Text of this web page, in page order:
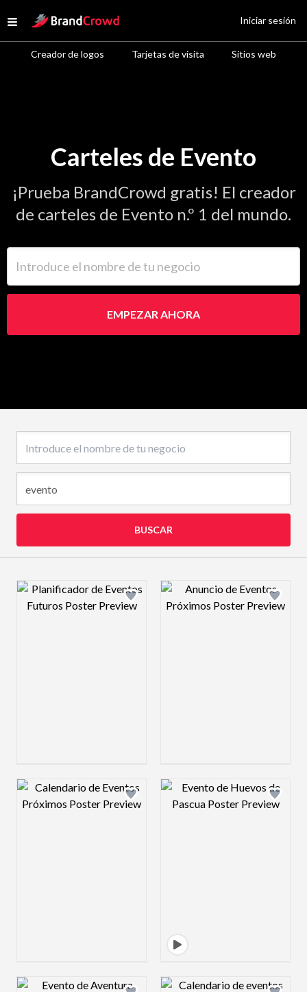
Open menu
Site Logo
Creador de logos Tarjetas de visita Sitios web
Iniciar sesión
Carteles de Evento
¡Prueba BrandCrowd gratis! El creador
de carteles de Evento n.º 1 del mundo.
EMPEZAR AHORA
BUSCAR
Design preview image Design preview
Design preview image Design preview
Design preview image Design preview